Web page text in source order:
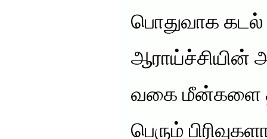
பொதுவாக கடல்
ஆராய்ச்சியின்
வகை மீன்களை
பெரும்